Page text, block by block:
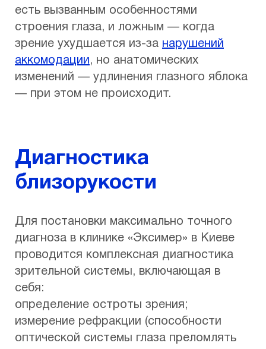
есть вызванным особенностями
строения глаза, и ложным — когда
зрение ухудшается из-за нарушений
аккомодации, но анатомических
изменений — удлинения глазного яблока
— при этом не происходит.
Диагностика
близорукости
Для постановки максимально точного
диагноза в клинике «Эксимер» в Киеве
проводится комплексная диагностика
зрительной системы, включающая в
себя:
определение остроты зрения;
измерение рефракции (способности
оптической системы глаза преломлять